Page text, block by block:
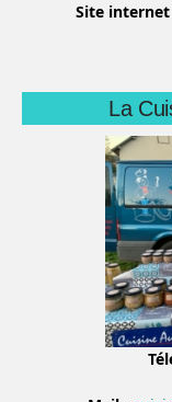
Site internet
La